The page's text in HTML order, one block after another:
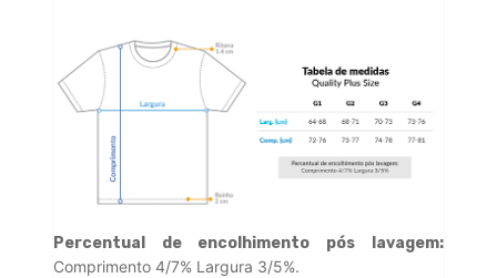
Percentual de encolhimento pós lavagem:
Comprimento 4/7% Largura 3/5%.